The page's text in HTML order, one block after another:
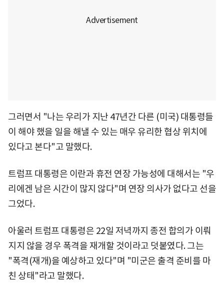
그러면서 "나는 우리가 지난 47년간 다른 (미국) 대통령들
이 해야 했을 일을 해낼 수 있는 매우 유리한 협상 위치에
있다고 본다"고 말했다.
트럼프 대통령은 이란과 휴전 연장 가능성에 대해서는 "우
리에겐 남은 시간이 많지 않다"며 연장 의사가 없다고 선을
그었다.
아울러 트럼프 대통령은 22일 저녁까지 종전 합의가 이뤄
지지 않을 경우 폭격을 재개할 것이라고 덧붙였다. 그는
"폭격(재개)을 예상하고 있다"며 "미군은 출격 준비를 마
친 상태"라고 말했다.